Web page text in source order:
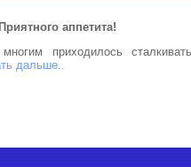
аппетита!
приходилось
дальше..